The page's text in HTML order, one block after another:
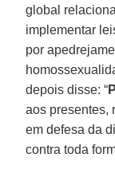
global
implementar
por
depois disse: “
aos presentes,
em defesa da
contra toda